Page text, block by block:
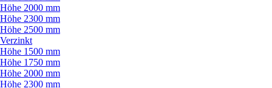
Höhe 2000 mm
Höhe 2300 mm
Höhe 2500 mm
Verzinkt
Höhe 1500 mm
Höhe 1750 mm
Höhe 2000 mm
Höhe 2300 mm